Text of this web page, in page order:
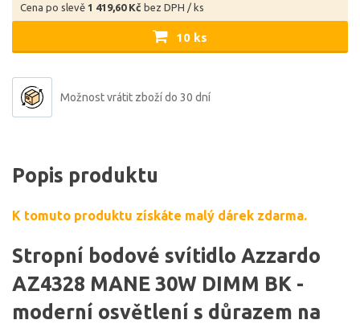
Cena po slevě 1 419,60 Kč bez DPH / ks
10 ks
Možnost vrátit zboží do 30 dní
Popis produktu
K tomuto produktu získáte malý dárek zdarma.
Stropní bodové svítidlo Azzardo
AZ4328 MANE 30W DIMM BK -
moderní osvětlení s důrazem na